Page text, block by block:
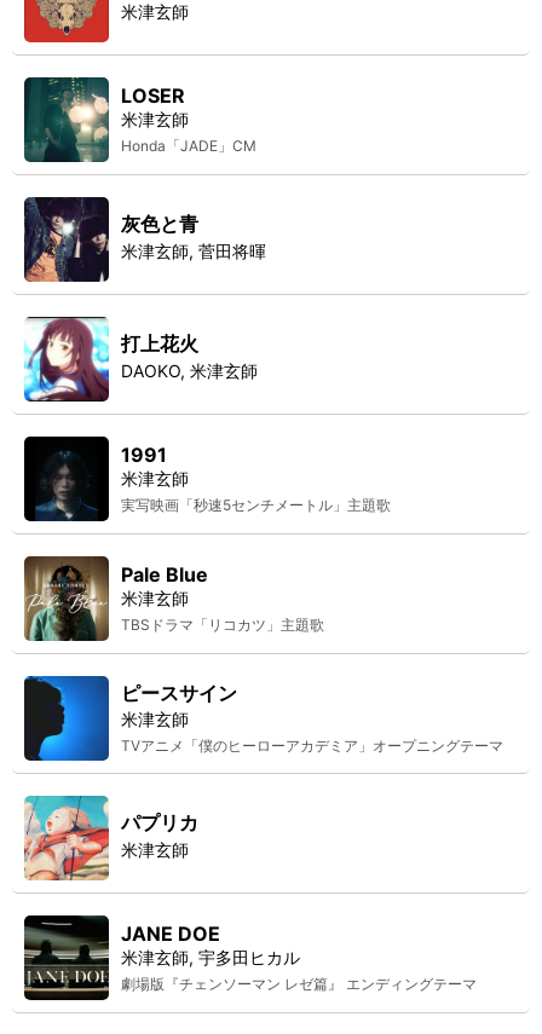
米津玄師
LOSER
米津玄師
Honda「JADE」CM
灰色と青
米津玄師, 菅田将暉
打上花火
DAOKO, 米津玄師
1991
米津玄師
実写映画「秒速5センチメートル」主題歌
Pale Blue
米津玄師
TBSドラマ「リコカツ」主題歌
ピースサイン
米津玄師
TVアニメ「僕のヒーローアカデミア」オープニングテーマ
パプリカ
米津玄師
JANE DOE
米津玄師, 宇多田ヒカル
劇場版『チェンソーマン レゼ篇』 エンディングテーマ